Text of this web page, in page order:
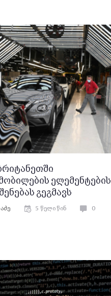
ელემენტების
გეგმავს
5 წელი წინ 0